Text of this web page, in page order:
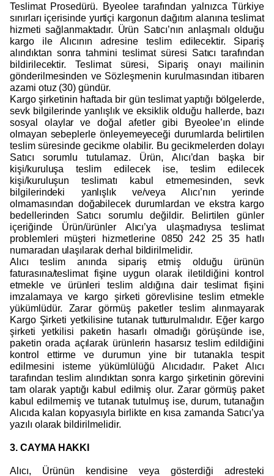
Teslimat Prosedürü. Byeolee tarafından yalnızca Türkiye
sınırları içerisinde yurtiçi kargonun dağıtım alanına teslimat
hizmeti sağlanmaktadır. Ürün Satıcı’nın anlaşmalı olduğu
kargo ile Alıcının adresine teslim edilecektir. Sipariş
alındıktan sonra tahmini teslimat süresi Satıcı tarafından
bildirilecektir. Teslimat süresi, Sipariş onayı mailinin
gönderilmesinden ve Sözleşmenin kurulmasından itibaren
azami otuz (30) gündür.
Kargo şirketinin haftada bir gün teslimat yaptığı bölgelerde,
sevk bilgilerinde yanlışlık ve eksiklik olduğu hallerde, bazı
sosyal olaylar ve doğal afetler gibi Byeolee’ın elinde
olmayan sebeplerle önleyemeyeceği durumlarda belirtilen
teslim süresinde gecikme olabilir. Bu gecikmelerden dolayı
Satıcı sorumlu tutulamaz. Ürün, Alıcı’dan başka bir
kişi/kuruluşa teslim edilecek ise, teslim edilecek
kişi/kuruluşun teslimatı kabul etmemesinden, sevk
bilgilerindeki yanlışlık ve/veya Alıcı’nın yerinde
olmamasından doğabilecek durumlardan ve ekstra kargo
bedellerinden Satıcı sorumlu değildir. Belirtilen günler
içeriğinde Ürün/ürünler Alıcı’ya ulaşmadıysa teslimat
problemleri müşteri hizmetlerine 0850 242 25 35 hatlı
numaradan ulaşılarak derhal bildirilmelidir.
Alıcı teslim anında sipariş etmiş olduğu ürünün
faturasına/teslimat fişine uygun olarak iletildiğini kontrol
etmekle ve ürünleri teslim aldığına dair teslimat fişini
imzalamaya ve kargo şirketi görevlisine teslim etmekle
yükümlüdür. Zarar görmüş paketler teslim alınmayarak
Kargo Şirketi yetkilisine tutanak tutturulmalıdır. Eğer kargo
şirketi yetkilisi paketin hasarlı olmadığı görüşünde ise,
paketin orada açılarak ürünlerin hasarsız teslim edildiğini
kontrol ettirme ve durumun yine bir tutanakla tespit
edilmesini isteme yükümlülüğü Alıcıdadır. Paket Alıcı
tarafından teslim alındıktan sonra kargo şirketinin görevini
tam olarak yaptığı kabul edilmiş olur. Zarar görmüş paket
kabul edilmemiş ve tutanak tutulmuş ise, durum, tutanağın
Alıcıda kalan kopyasıyla birlikte en kısa zamanda Satıcı’ya
yazılı olarak bildirilmelidir.
3. CAYMA HAKKI
Alıcı, Ürünün kendisine veya gösterdiği adresteki